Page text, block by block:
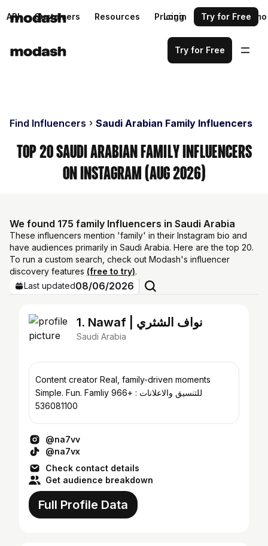
API Customers Resources Pricing Request a demo
Login Try for Free
Try for Free
Find Influencers Saudi Arabian Family Influencers
Top 20 Saudi Arabian Family Influencers
on Instagram (Aug 2026)
We found 175 family Influencers in Saudi Arabia
These influencers mention 'family' in their Instagram bio and
have audiences primarily in Saudi Arabia. Here are the top 20.
To run a custom search, check out Modash's influencer
discovery features (free to try).
Last updated08/06/2026
1. Nawaf | نواف الشثري
Saudi Arabia
Content creator Real, family-driven moments
Simple. Fun. Famliy للتنسيق والاعلانات : +966
536081100
@na7vv
@na7vx
Check contact details
Get audience breakdown
Full Profile Data